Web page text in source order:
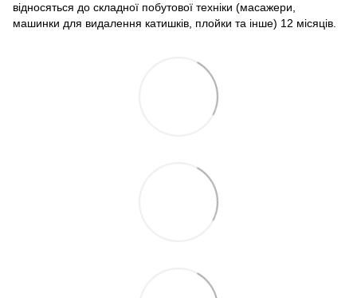
відносяться до складної побутової техніки (масажери,
машинки для видалення катишків, плойки та інше) 12 місяців.